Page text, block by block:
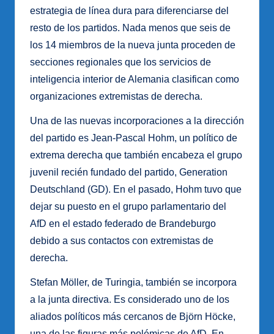
estrategia de línea dura para diferenciarse del
resto de los partidos. Nada menos que seis de
los 14 miembros de la nueva junta proceden de
secciones regionales que los servicios de
inteligencia interior de Alemania clasifican como
organizaciones extremistas de derecha.
Una de las nuevas incorporaciones a la dirección
del partido es Jean-Pascal Hohm, un político de
extrema derecha que también encabeza el grupo
juvenil recién fundado del partido, Generation
Deutschland (GD). En el pasado, Hohm tuvo que
dejar su puesto en el grupo parlamentario del
AfD en el estado federado de Brandeburgo
debido a sus contactos con extremistas de
derecha.
Stefan Möller, de Turingia, también se incorpora
a la junta directiva. Es considerado uno de los
aliados políticos más cercanos de Björn Höcke,